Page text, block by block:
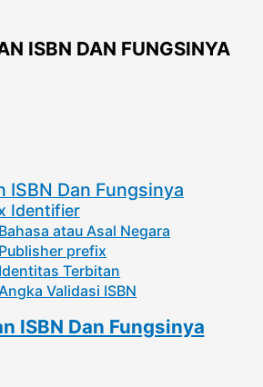
ISBN Dan Fungsinya
Identifier
atau Asal Negara
prefix
Terbitan
Validasi ISBN
ISBN Dan Fungsinya